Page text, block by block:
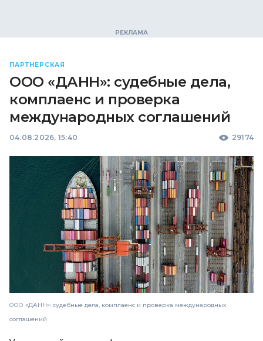
ПАРТНЕРСКАЯ
ООО «ДАНН»: судебные дела,
комплаенс и проверка
международных соглашений
04.08.2026, 15:40 29174
ООО «ДАНН»: судебные дела, комплаенс и проверка международных
соглашений